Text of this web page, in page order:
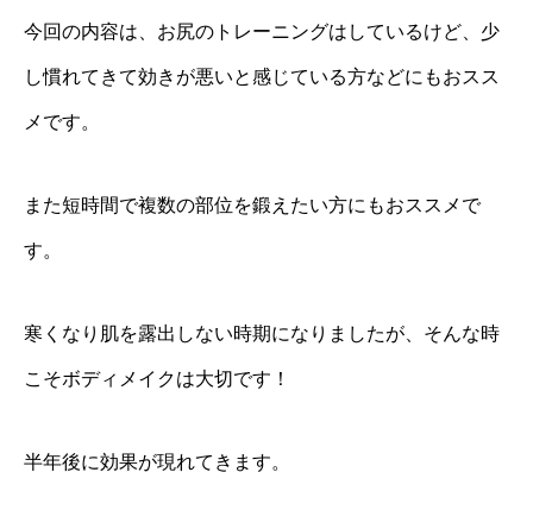
今回の内容は、お尻のトレーニングはしているけど、少
し慣れてきて効きが悪いと感じている方などにもおスス
メです。
また短時間で複数の部位を鍛えたい方にもおススメで
す。
寒くなり肌を露出しない時期になりましたが、そんな時
こそボディメイクは大切です！
半年後に効果が現れてきます。